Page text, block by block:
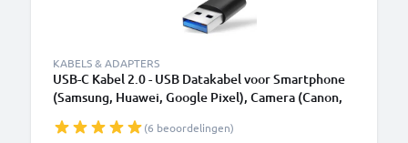
KABELS & ADAPTERS
USB-C Kabel 2.0 - USB Datakabel voor Smartphone
(Samsung, Huawei, Google Pixel), Camera (Canon,
Oplaadkabel USB C Stekker
(6 beoordelingen)